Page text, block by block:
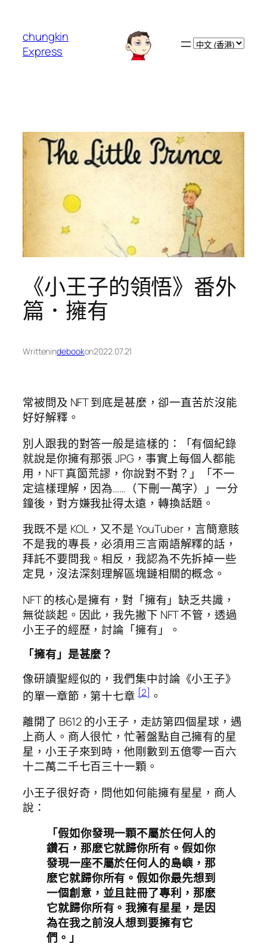
chungkin
Express
Choose
《小王子的領悟》番外
篇．擁有
Writtenindebookon2022.07.21
常被問及 NFT 到底是甚麼，卻一直苦於沒能
好好解釋。
別人跟我的對答一般是這樣的：「有個紀錄
就說是你擁有那張 JPG，事實上每個人都能
用，NFT 真箇荒謬，你說對不對？」「不一
定這樣理解，因為……（下刪一萬字）」一分
鐘後，對方嫌我扯得太遠，轉換話題。
我既不是 KOL，又不是 YouTuber，言簡意賅
不是我的專長，必須用三言兩語解釋的話，
拜託不要問我。相反，我認為不先拆掉一些
定見，沒法深刻理解區塊鏈相關的概念。
NFT 的核心是擁有，對「擁有」缺乏共識，
無從談起。因此，我先撇下 NFT 不管，透過
小王子的經歷，討論「擁有」。
「擁有」是甚麼？
像研讀聖經似的，我們集中討論《小王子》
的單一章節，第十七章 [2]。
離開了 B612 的小王子，走訪第四個星球，遇
上商人。商人很忙，忙著盤點自己擁有的星
星，小王子來到時，他剛數到五億零一百六
十二萬二千七百三十一顆。
小王子很好奇，問他如何能擁有星星，商人
說：
「假如你發現一顆不屬於任何人的
鑽石，那麽它就歸你所有。假如你
發現一座不屬於任何人的島嶼，那
麽它就歸你所有。假如你最先想到
一個創意，並且註冊了專利，那麽
它就歸你所有。我擁有星星，是因
為在我之前沒人想到要擁有它
們。」